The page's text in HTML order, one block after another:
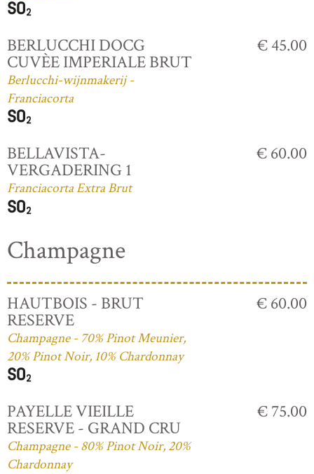
BERLUCCHI DOCG
CUVÈE IMPERIALE BRUT
Berlucchi-wijnmakerij -
Franciacorta
€ 45.00
BELLAVISTA-
VERGADERING 1
Franciacorta Extra Brut
€ 60.00
Champagne
HAUTBOIS - BRUT
RESERVE
Champagne - 70% Pinot Meunier,
20% Pinot Noir, 10% Chardonnay
€ 60.00
PAYELLE VIEILLE
RESERVE - GRAND CRU
Champagne - 80% Pinot Noir, 20%
Chardonnay
€ 75.00